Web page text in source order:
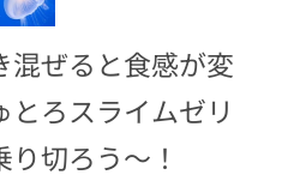
混ぜると食感が変
ろスライムゼリ
切ろう～！